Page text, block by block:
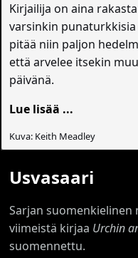
Kirjailija on aina
varsinkin punaturkkisia
pitää niin paljon
että arvelee itsekin
päivänä.
Lue lisää ...
Kuva: Keith Meadley
Usvasaari
Sarjan suomenkielinen
viimeistä kirjaa Urchin
suomennettu.